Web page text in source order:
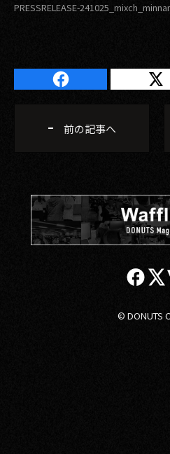
PRESSRELEASE-
前の記事へ
© DONUTS